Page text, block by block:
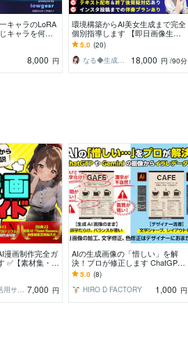
キャラのLoRA
キャラを何枚
LoRAを作成
8,000 円
環境構築からAI美女生成まで完全
個別指導します 【即日画像生
成】1ヶ月でインスタ投稿まで伴
奏オプションあり
5.0 (20)
なる◆生成AI活用サポート
18,000 円 /90分
漫画制作完全ガ
✅【素材集・テ
もAI漫画家に
なる◆生成AI活用サポート 7,000 円
AIの生成画像の「惜しい」を解
決！プロが修正します ChatGPT
やGeminiの誤字・デザイン修
正、・イラレ化
5.0 (8)
HIRO D FACTORY
1,000 円